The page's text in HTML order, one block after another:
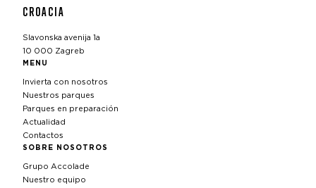
CROACIA
Slavonska avenija 1a
10 000 Zagreb
MENU
Invierta con nosotros
Nuestros parques
Parques en preparación
Actualidad
Contactos
SOBRE NOSOTROS
Grupo Accolade
Nuestro equipo